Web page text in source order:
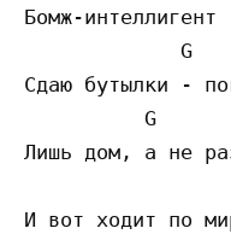
Бомж-интеллигент
G
Сдаю бутылки -
G
Лишь дом, а не
И вот ходит по